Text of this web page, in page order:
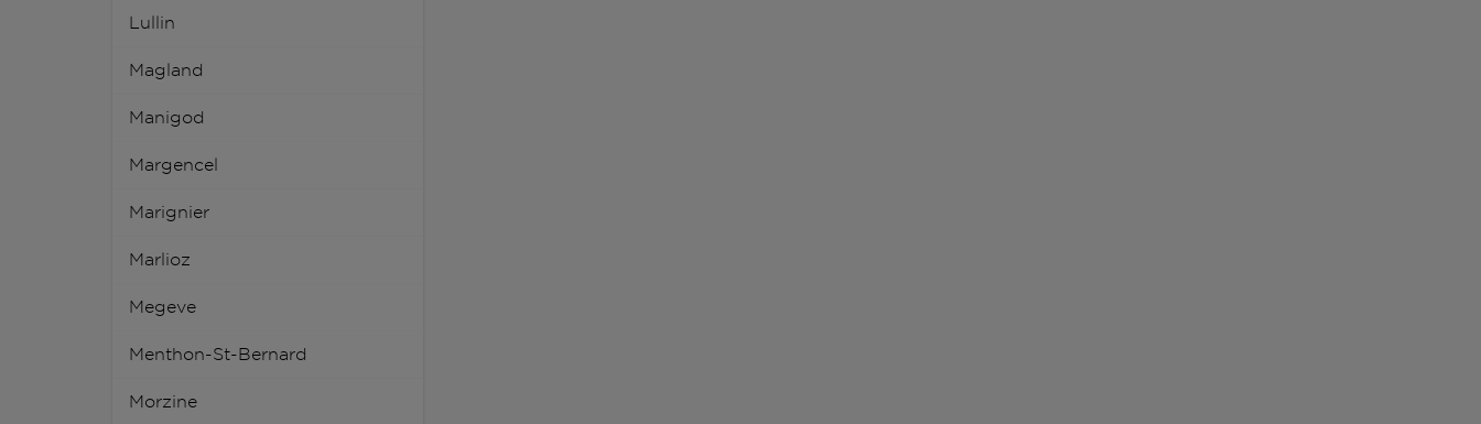
Lullin
Magland
Manigod
Margencel
Marignier
Marlioz
Megeve
Menthon-St-Bernard
Morzine